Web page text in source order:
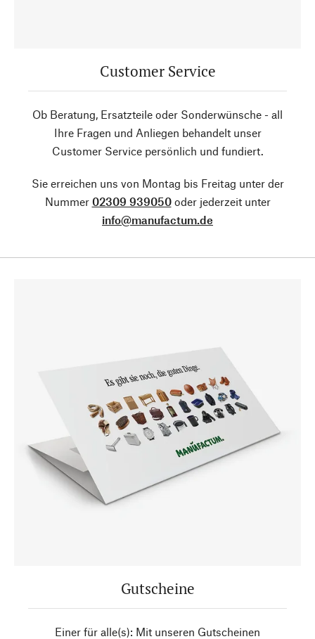
Customer Service
Ob Beratung, Ersatzteile oder Sonderwünsche - all
Ihre Fragen und Anliegen behandelt unser
Customer Service persönlich und fundiert.
Sie erreichen uns von Montag bis Freitag unter der
Nummer 02309 939050oder jederzeit unter
info@manufactum.de
Gutscheine
Einer für alle(s): Mit unseren Gutscheinen